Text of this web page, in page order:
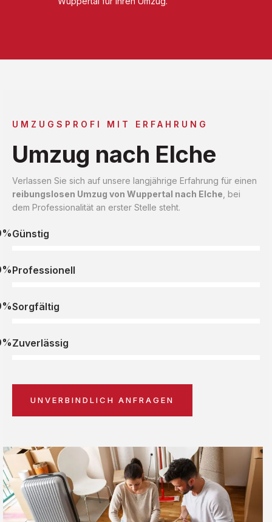
UMZUGSPROFI MIT ERFAHRUNG
Umzug nach Elche
Verlassen Sie sich auf unsere langjährige Erfahrung für einen
reibungslosen Umzug von Wuppertal nach Elche , bei
dem Professionalität an erster Stelle steht.
Günstig
Professionell
Sorgfältig
Zuverlässig
UNVERBINDLICH ANFRAGEN